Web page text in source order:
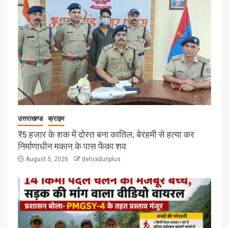
उत्तराखण्ड क्राइम
₹5 हजार के शक में दोस्त बना कातिल, बेरहमी से हत्या कर
निर्माणाधीन मकान के पास फेंका शव
August 5, 2026 dehradunplus